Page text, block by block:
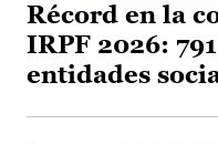
Récord en la
IRPF 2026:
entidades